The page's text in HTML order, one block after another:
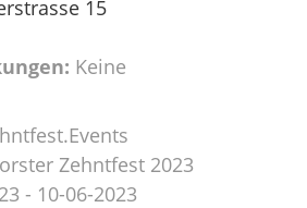
15
Keine
Zehntfest 2023
- 10-06-2023